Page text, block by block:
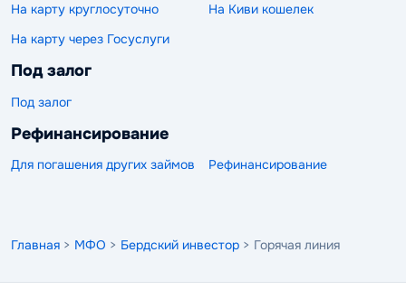
На карту круглосуточно
На Киви кошелек
На карту через Госуслуги
Под залог
Под залог
Рефинансирование
Для погашения других займов Рефинансирование
Главная > МФО > Бердский инвестор > Горячая линия